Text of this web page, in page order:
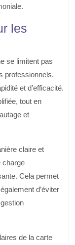
les
se limitent pas
professionnels,
et d’efficacité.
tout en
et
claire et
charge
Cela permet
d’éviter
de la carte